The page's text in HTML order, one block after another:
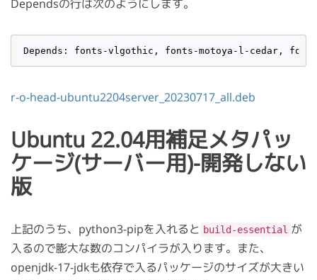
Dependsの行は次のようにします。
Depends: fonts-vlgothic, fonts-motoya -l -cedar,
r-o-head-ubuntu2204server_20230717_all.deb
Ubuntu 22.04用補足メタパッ
ケージ(サーバー用)-開発しない
版
上記のうち、python3-pipを入れると build-essential が
入るので膨大な数のコンパイラが入ります。また、
openjdk-17-jdkも依存で入るパッケージのサイズが大きい